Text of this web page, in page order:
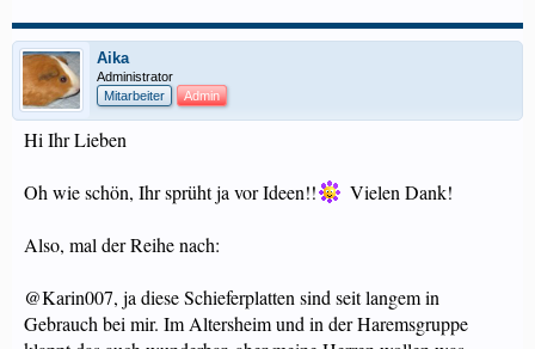
Aika
Administrator
Mitarbeiter
Admin
Hi Ihr Lieben
Oh wie schön, Ihr sprüht ja vor Ideen!! Vielen Dank!
Also, mal der Reihe nach:
@Karin007, ja diese Schieferplatten sind seit langem in
Gebrauch bei mir. Im Altersheim und in der Haremsgruppe